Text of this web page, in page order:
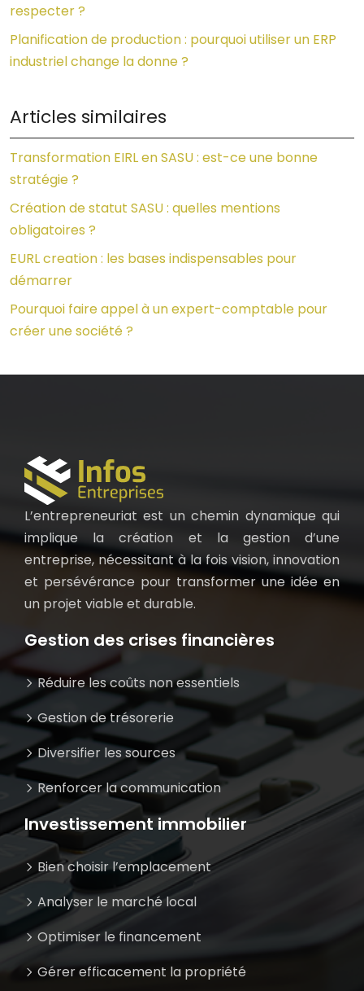
respecter ?
Planification de production : pourquoi utiliser un ERP
industriel change la donne ?
Articles similaires
Transformation EIRL en SASU : est-ce une bonne
stratégie ?
Création de statut SASU : quelles mentions
obligatoires ?
EURL creation : les bases indispensables pour
démarrer
Pourquoi faire appel à un expert-comptable pour
créer une société ?
L’entrepreneuriat est un chemin dynamique qui
implique la création et la gestion d’une
entreprise, nécessitant à la fois vision, innovation
et persévérance pour transformer une idée en
un projet viable et durable.
Gestion des crises financières
Réduire les coûts non essentiels
Gestion de trésorerie
Diversifier les sources
Renforcer la communication
Investissement immobilier
Bien choisir l’emplacement
Analyser le marché local
Optimiser le financement
Gérer efficacement la propriété